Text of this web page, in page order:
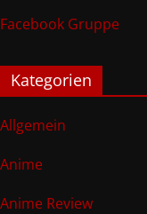
Facebook Gruppe
Kategorien
Allgemein
Anime
Anime Review